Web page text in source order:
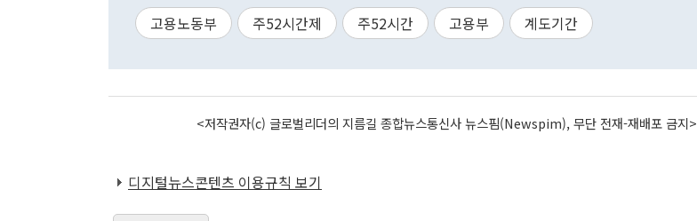
고용노동부 주52시간제 주52시간 고용부 계도기간
<저작권자(c) 글로벌리더의 지름길 종합뉴스통신사 뉴스핌(Newspim), 무단 전재-재배포 금지>
디지털뉴스콘텐츠 이용규칙 보기